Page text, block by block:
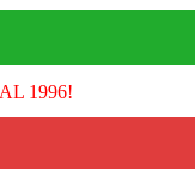
1996!